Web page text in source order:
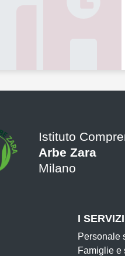
Istituto
Arbe Zara
Milano
I SERVIZI
Personale
Famiglie e